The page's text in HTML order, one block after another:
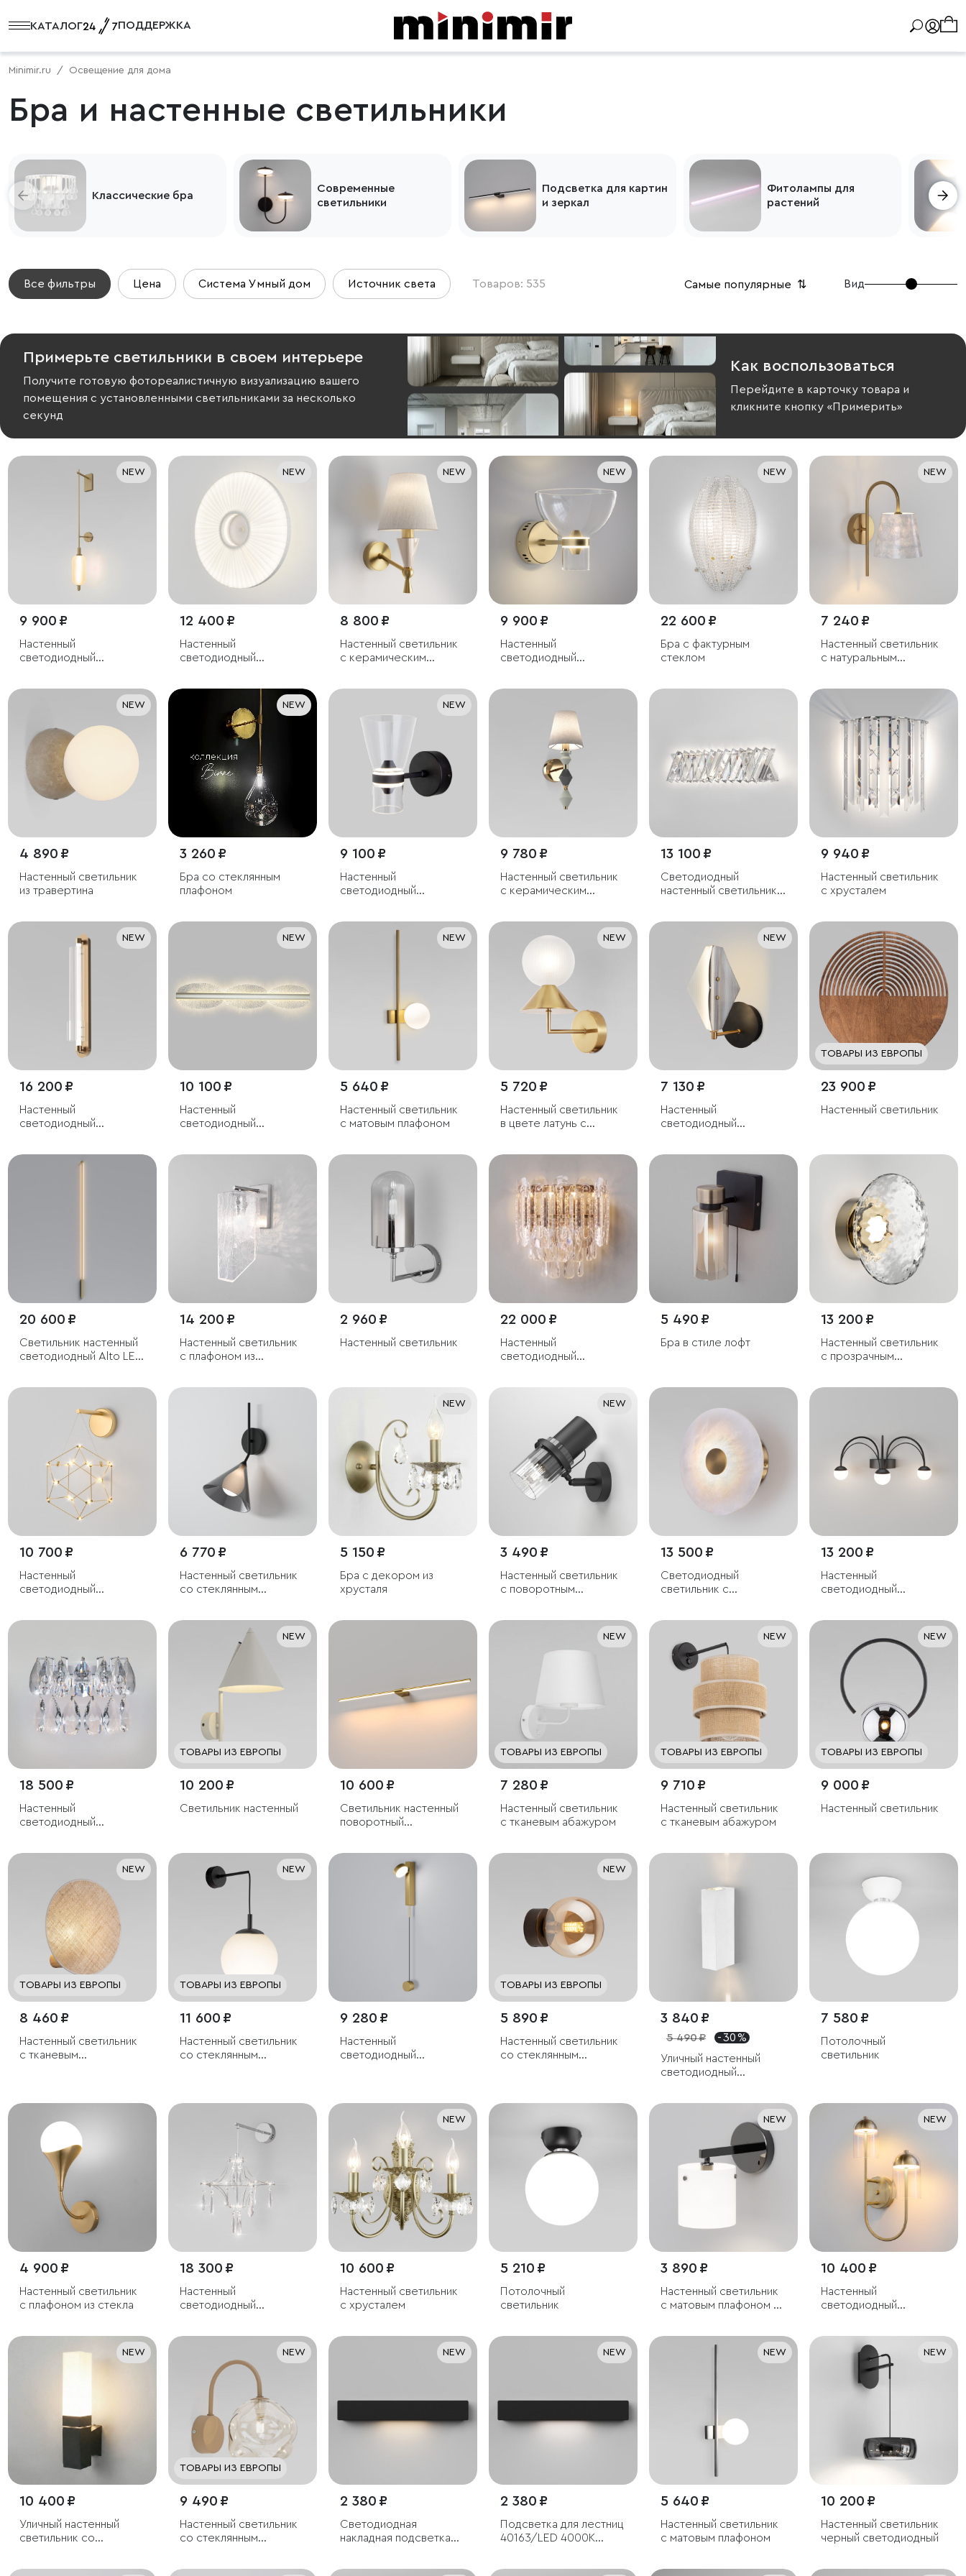
КАТАЛОГ ПОДДЕРЖКА
Minimir.ru Освещение для дома
Бра и настенные светильники
бра
Современные
светильники
Подсветка для картин
Фитолампы для
Подсветка
Все фильтры Цена Система Умный дом Источник света Товаров: 535 Самые популярные ⇅ Вид
Примерьте светильники в своем интерьере
Получите готовую фотореалистичную визуализацию вашего
помещения с установленными светильниками за несколько
секунд
Как воспользоваться
Перейдите в карточку товара и
кликните кнопку «Примерить»
NEW
9 900 ₽
Настенный
светодиодный
NEW
12 400 ₽
Настенный
светодиодный
NEW
8 800 ₽
Настенный светильник
с керамическим
NEW
9 900 ₽
Настенный
светодиодный
NEW
22 600 ₽
Бра с фактурным
стеклом
NEW
7 240 ₽
Настенный светильник
с натуральным
NEW
4 890 ₽
Настенный светильник
из травертина
NEW
3 260 ₽
Бра со стеклянным
плафоном
NEW
9 100 ₽
Настенный
светодиодный
9 780 ₽
Настенный светильник
с керамическим
13 100 ₽
Светодиодный
настенный светильник с
9 940 ₽
Настенный светильник
с хрусталем
NEW
16 200 ₽
Настенный
светодиодный
цветовой температуры
NEW
10 100 ₽
Настенный
светодиодный
NEW
5 640 ₽
Настенный светильник
с матовым плафоном
NEW
5 720 ₽
Настенный светильник
в цвете латунь с
NEW
7 130 ₽
Настенный
светодиодный
ТОВАРЫ ИЗ ЕВРОПЫ
23 900 ₽
Настенный светильник
20 600 ₽
Светильник настенный
светодиодный Alto LED
14 200 ₽
Настенный светильник
с плафоном из
2 960 ₽
Настенный светильник
22 000 ₽
Настенный
светодиодный
5 490 ₽
Бра в стиле лофт
13 200 ₽
Настенный светильник
с прозрачным
10 700 ₽
Настенный
светодиодный
6 770 ₽
Настенный светильник
со стеклянным
NEW
5 150 ₽
Бра с декором из
хрусталя
NEW
3 490 ₽
Настенный светильник
с поворотным
13 500 ₽
Светодиодный
светильник с
13 200 ₽
Настенный
светодиодный
18 500 ₽
Настенный
светодиодный
NEW
ТОВАРЫ ИЗ ЕВРОПЫ
10 200 ₽
Светильник настенный
10 600 ₽
Светильник настенный
поворотный
NEW
ТОВАРЫ ИЗ ЕВРОПЫ
7 280 ₽
Настенный светильник
с тканевым абажуром
NEW
ТОВАРЫ ИЗ ЕВРОПЫ
9 710 ₽
Настенный светильник
с тканевым абажуром
NEW
ТОВАРЫ ИЗ ЕВРОПЫ
9 000 ₽
Настенный светильник
NEW
ТОВАРЫ ИЗ ЕВРОПЫ
8 460 ₽
Настенный светильник
с тканевым
NEW
ТОВАРЫ ИЗ ЕВРОПЫ
11 600 ₽
Настенный светильник
со стеклянным
9 280 ₽
Настенный
светодиодный
NEW
ТОВАРЫ ИЗ ЕВРОПЫ
5 890 ₽
Настенный светильник
со стеклянным
3 840 ₽
5 490 ₽
- 30 %
Уличный настенный
светодиодный
7 580 ₽
Потолочный
светильник
4 900 ₽
Настенный светильник
с плафоном из стекла
18 300 ₽
Настенный
светодиодный
NEW
10 600 ₽
Настенный светильник
с хрусталем
5 210 ₽
Потолочный
светильник
NEW
3 890 ₽
Настенный светильник
с матовым плафоном из
NEW
10 400 ₽
Настенный
светодиодный
NEW
10 400 ₽
Уличный настенный
светильник со
NEW
ТОВАРЫ ИЗ ЕВРОПЫ
9 490 ₽
Настенный светильник
со стеклянным
NEW
2 380 ₽
Светодиодная
накладная подсветка
NEW
2 380 ₽
Подсветка для лестниц
40163/LED 4000К
NEW
5 640 ₽
Настенный светильник
с матовым плафоном
NEW
10 200 ₽
Настенный светильник
черный светодиодный